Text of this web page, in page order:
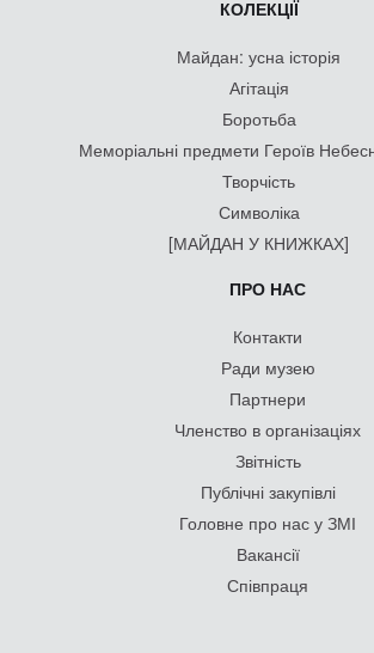
КОЛЕКЦІЇ
Майдан: усна історія
Агітація
Боротьба
Меморіальні предмети Героїв
Творчість
Символіка
[МАЙДАН У КНИЖКАХ]
ПРО НАС
Контакти
Ради музею
Партнери
Членство в організаціях
Звітність
Публічні закупівлі
Головне про нас у ЗМІ
Вакансії
Співпраця